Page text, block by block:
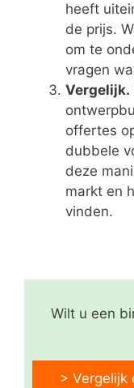
heeft
de prijs.
om te
vragen
Vergelijk.
offertes
dubbele
deze
markt en
vinden.
Wilt u een
> Vergelijk